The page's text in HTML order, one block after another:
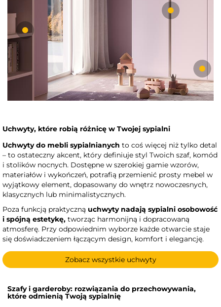
Uchwyty, które robią różnicę w Twojej sypialni
Uchwyty do mebli sypialnianych to coś więcej niż tylko detal
– to ostateczny akcent, który definiuje styl Twoich szaf, komód
i stolików nocnych. Dostępne w szerokiej gamie wzorów,
materiałów i wykończeń, potrafią przemienić prosty mebel w
wyjątkowy element, dopasowany do wnętrz nowoczesnych,
klasycznych lub minimalistycznych.
Poza funkcją praktyczną uchwyty nadają sypialni osobowość
i spójną estetykę, tworząc harmonijną i dopracowaną
atmosferę. Przy odpowiednim wyborze każde otwarcie staje
się doświadczeniem łączącym design, komfort i elegancję.
Zobacz wszystkie uchwyty
Szafy i garderoby: rozwiązania do przechowywania,
które odmienią Twoją sypialnię